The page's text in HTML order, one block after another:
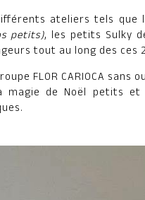
ateliers tels que
petits), les petits Sulky
tout au long des ces
FLOR CARIOCA sans
magie de Noël petits et